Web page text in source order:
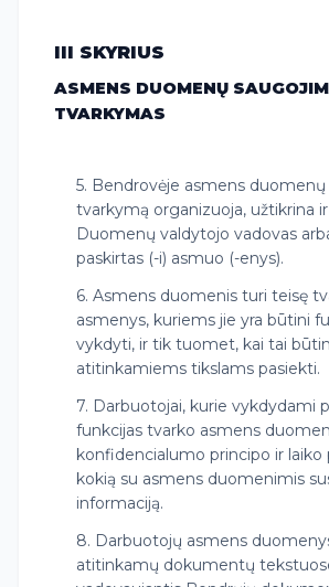
III SKYRIUS
ASMENS DUOMENŲ
TVARKYMAS
5. Bendrovėje asmens duomenų
tvarkymą organizuoja, užtikrina
Duomenų valdytojo vadovas
paskirtas (-i) asmuo (-enys).
6. Asmens duomenis turi teisę
asmenys, kuriems jie yra būtini
vykdyti, ir tik tuomet, kai tai
atitinkamiems tikslams pasiekti.
7. Darbuotojai, kurie vykdydami
funkcijas tvarko asmens
konfidencialumo principo ir laiko
kokią su asmens duomenimis
informaciją.
8. Darbuotojų asmens
atitinkamų dokumentų